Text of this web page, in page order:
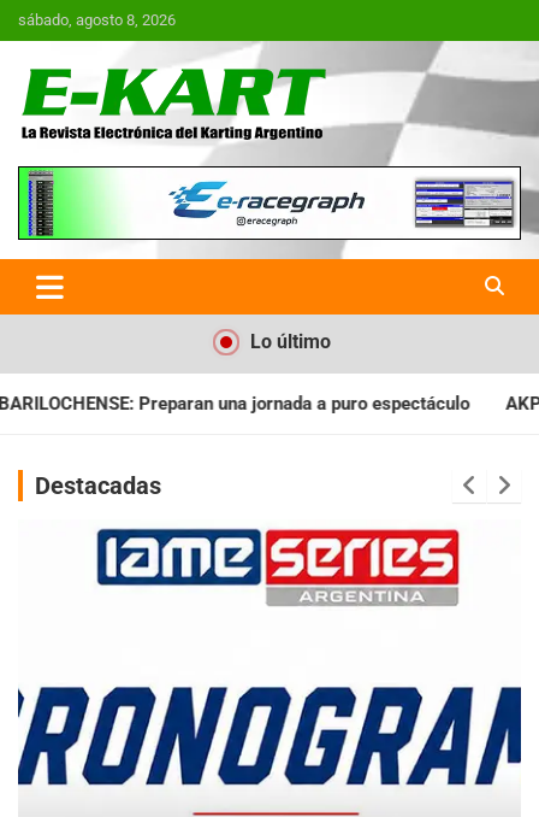
Saltar
al
sábado, agosto 8, 2026
E-Kart.com.ar | La Revista
Electrónica del Karting en
Argentina
Lo último
a puro espectáculo AKPS: Intervino la IGJ y oficializó
Destacadas